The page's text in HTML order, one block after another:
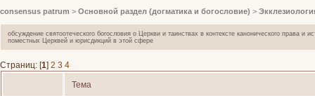
consensus patrum > Основной раздел (догматика и богословие) >
обсуждение святоотеческого богословия о Церкви и таинствах в контексте канонического права
поместных Церквей и юрисдикций в этой сфере
Страниц: [1] 2 3 4
Тема